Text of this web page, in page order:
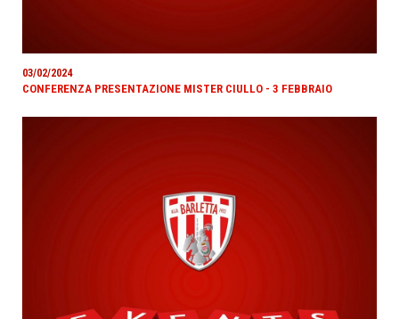
03/02/2024
CONFERENZA PRESENTAZIONE MISTER CIULLO - 3 FEBBRAIO